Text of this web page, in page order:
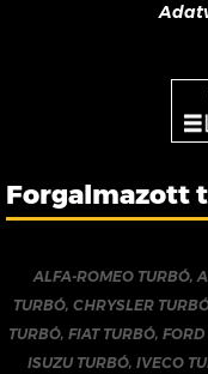
Forgalmazott
ALFA-ROMEO TURBÓ,
TURBÓ, CHRYSLER
TURBÓ,FIAT TURBÓ,
ISUZU TURBÓ,IVECO